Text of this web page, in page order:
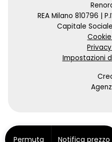
REA Milano 810796 |
Capitale
Impostazioni
Permuta Notifica prezzo